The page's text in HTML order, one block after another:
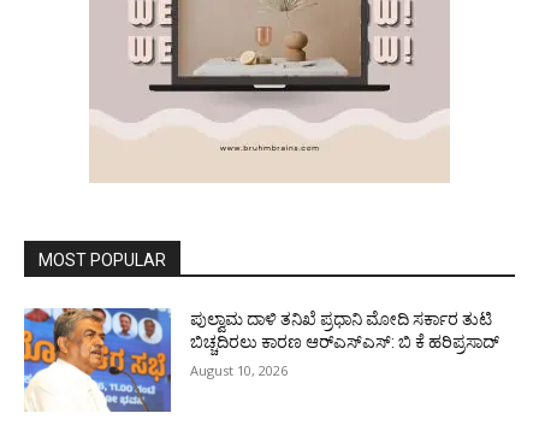
MOST POPULAR
ಪುಲ್ವಾಮ ದಾಳಿ ತನಿಖೆ ಪ್ರಧಾನಿ ಮೋದಿ ಸರ್ಕಾರ ತುಟಿ
ಬಿಚ್ಚದಿರಲು ಕಾರಣ ಆರ್‌ಎಸ್ಎಸ್: ಬಿ ಕೆ ಹರಿಪ್ರಸಾದ್
August 10, 2026